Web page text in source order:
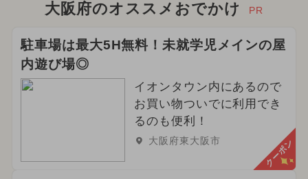
大阪府のオススメおでかけ PR
駐車場は最大5H無料！未就学児メインの屋
内遊び場◎
イオンタウン内にあるので
お買い物ついでに利用でき
るのも便利！
大阪府東大阪市 クーポン